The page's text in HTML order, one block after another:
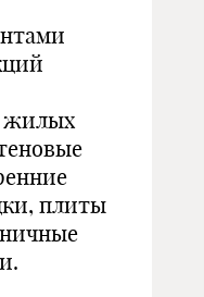
жилых
плиты